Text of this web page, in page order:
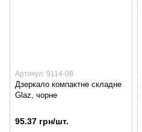
Артикул: 9114-08
Дзеркало компактне складне
Glaz, чорне
95.37 грн/шт.